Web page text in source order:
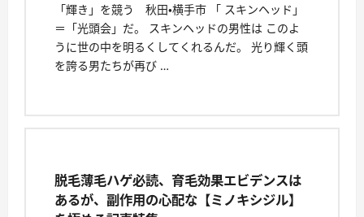
「輝き」を競う 秋田・横手市 「 スキンヘッド」
＝「光頭会」だ。 スキンヘッドの男性は このよ
うに世の中を明るくしてくれるんだ。 光り輝く頭
を誇る男たちが再び …
脱毛薄毛ハゲ必読、育毛効果エビデンスは
あるが、副作用の心配な【ミノキシジル】